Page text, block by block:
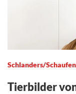
Schlanders/
Tierbilder